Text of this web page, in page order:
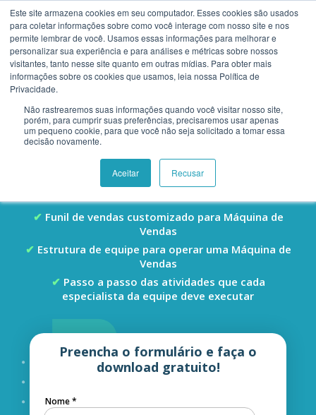
Este site armazena cookies em seu computador. Esses cookies são usados
para coletar informações sobre como você interage com nosso site e nos
permite lembrar de você. Usamos essas informações para melhorar e
personalizar sua experiência e para análises e métricas sobre nossos
visitantes, tanto nesse site quanto em outras mídias. Para obter mais
informações sobre os cookies que usamos, leia nossa Política de
Privacidade.
Não rastrearemos suas informações quando você visitar nosso site,
porém, para cumprir suas preferências, precisaremos usar apenas
um pequeno cookie, para que você não seja solicitado a tomar essa
decisão novamente.
Aceitar Recusar
Framework: como estruturar
uma Máquina de Vendas
O que você vai ver nesse modelo:
Funil de vendas customizado para Máquina de
Vendas
Estrutura de equipe para operar uma Máquina de
Vendas
Passo a passo das atividades que cada
especialista da equipe deve executar
Preencha o formulário e faça o
download gratuito!
Nome*